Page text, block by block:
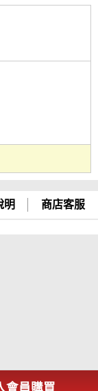
明 商店客服
會員購買
行、國泰世華、
行、華泰銀行、
邦銀行、遠東商
山銀行、凱基銀
泰銀行、中國信
行、華南銀行、
行、國泰世華、
行、華泰銀行、
邦銀行、遠東商
山銀行、凱基銀
泰銀行、中國信
行、華南銀行、
行、國泰世華、